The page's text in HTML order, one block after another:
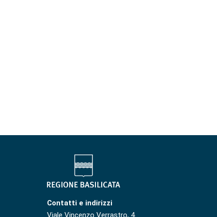
Contatti e indirizzi
Viale Vincenzo Verrastro, 4